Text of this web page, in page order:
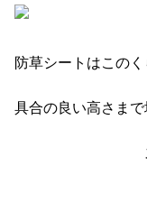
防草シートはこの
具合の良い高さまで